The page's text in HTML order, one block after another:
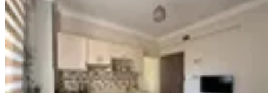
Onikişubat, Vadi Mahallesi
75 m²· 07.08.2026